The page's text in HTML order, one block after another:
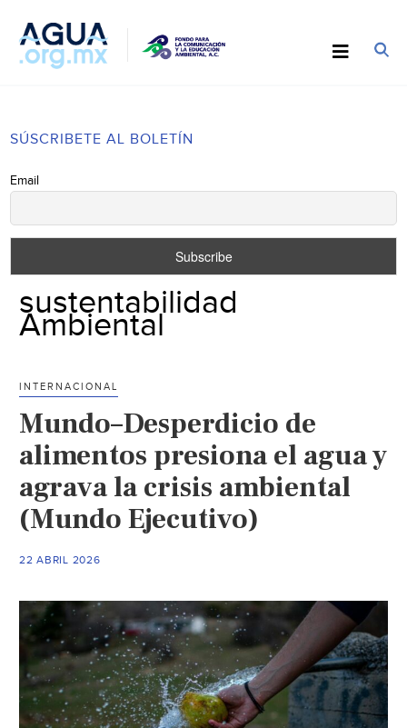
SÚSCRIBETE AL BOLETÍN
Email
sustentabilidad
Ambiental
INTERNACIONAL
Mundo–Desperdicio de
alimentos presiona el agua y
agrava la crisis ambiental
(Mundo Ejecutivo)
22 ABRIL 2026